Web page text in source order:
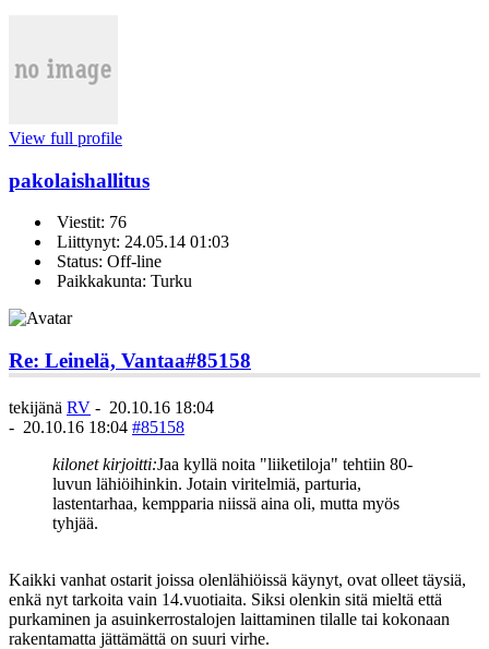
View full profile
pakolaishallitus
Viestit: 76
Liittynyt: 24.05.14 01:03
Status: Off-line
Paikkakunta: Turku
Re: Leinelä, Vantaa#85158
tekijänä RV - 20.10.16 18:04
- 20.10.16 18:04 #85158
kilonet kirjoitti:Jaa kyllä noita "liiketiloja" tehtiin 80-
luvun lähiöihinkin. Jotain viritelmiä, parturia,
lastentarhaa, kempparia niissä aina oli, mutta myös
tyhjää.
Kaikki vanhat ostarit joissa olenlähiöissä käynyt, ovat olleet täysiä,
enkä nyt tarkoita vain 14.vuotiaita. Siksi olenkin sitä mieltä että
purkaminen ja asuinkerrostalojen laittaminen tilalle tai kokonaan
rakentamatta jättämättä on suuri virhe.